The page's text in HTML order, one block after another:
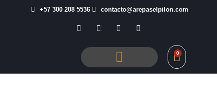
+57 300 208 5536 contacto@arepaselpilon.com
0